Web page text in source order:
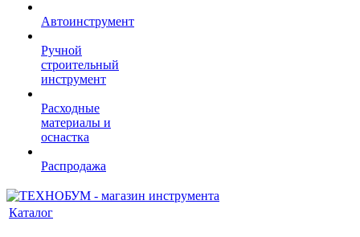
Автоинструмент
Ручной
строительный
инструмент
Расходные
материалы и
оснастка
Распродажа
Каталог